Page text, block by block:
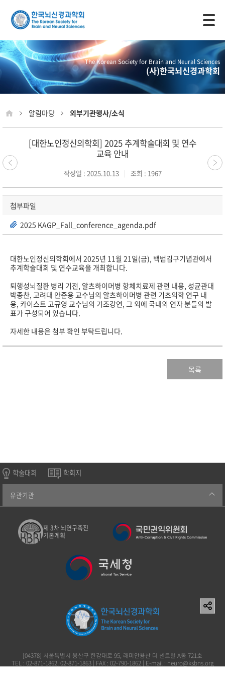
The Korean Society for Brain and Neural Sciences
(사)한국뇌신경과학회
알림마당 외부기관행사/소식
[대한노인정신의학회] 2025 추계학술대회 및 연수
교육 안내
작성일 : 2025.10.13 조회 : 1967
첨부파일
2025 KAGP_Fall_conference_agenda.pdf
대한노인정신의학회에서 2025년 11월 21일(금), 백범김구기념관에서
추계학술대회 및 연수교육을 개최합니다.
퇴행성뇌질환 병리 기전, 알츠하이머병 항체치료제 관련 내용, 성균관대
박종찬, 고려대 안준용 교수님의 알츠하이머병 관련 기초의학 연구 내
용, 카이스트 고규영 교수님의 기조강연, 그 외에 국내외 연자 분들의 발
표가 구성되어 있습니다.
자세한 내용은 첨부 확인 부탁드립니다.
목록
학술대회 학회지
유관기관
제 3차 뇌연구촉진
기본계획
[04378] 서울특별시 용산구 한강대로 95, 래미안용산 더 센트럴 A동 721호
TEL : 02-871-1862, 02-871-1863 | FAX : 02-790-1862 | E-mail : neuro@ksbns.org